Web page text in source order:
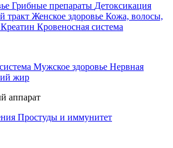
Грибные препараты Детоксикация
тракт Женское здоровье Кожа, волосы,
Креатин Кровеносная система
Мужское здоровье Нервная
жир
аппарат
Простуды и иммунитет